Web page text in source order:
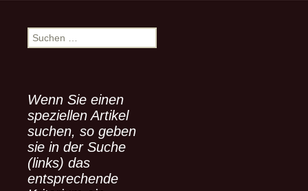
S
u
n
n
a
c
h
:
Wenn Sie einen
speziellen Artikel
suchen, so geben
sie in der Suche
(links) das
entsprechende